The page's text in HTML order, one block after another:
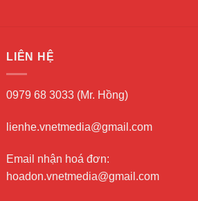
LIÊN HỆ
0979 68 3033 (Mr. Hồng)
lienhe.vnetmedia@gmail.com
Email nhận hoá đơn:
hoadon.vnetmedia@gmail.com